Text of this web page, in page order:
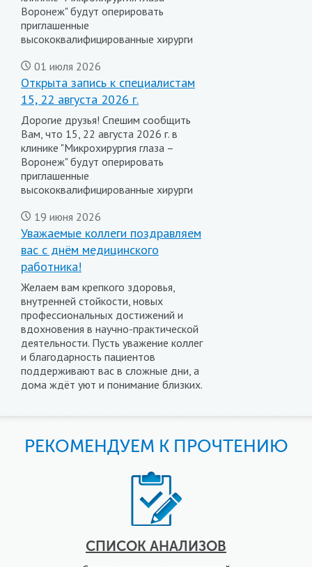
Воронеж" будут оперировать
приглашенные
высококвалифицированные хирурги
01 июля 2026
Открыта запись к специалистам
15, 22 августа 2026 г.
Дорогие друзья! Спешим сообщить
Вам, что 15, 22 августа 2026 г. в
клинике "Микрохирургия глаза –
Воронеж" будут оперировать
приглашенные
высококвалифицированные хирурги
19 июня 2026
Уважаемые коллеги поздравляем
вас с днём медицинского
работника!
Желаем вам крепкого здоровья,
внутренней стойкости, новых
профессиональных достижений и
вдохновения в научно-практической
деятельности. Пусть уважение коллег
и благодарность пациентов
поддерживают вас в сложные дни, а
дома ждёт уют и понимание близких.
РЕКОМЕНДУЕМ К ПРОЧТЕНИЮ
СПИСОК АНАЛИЗОВ